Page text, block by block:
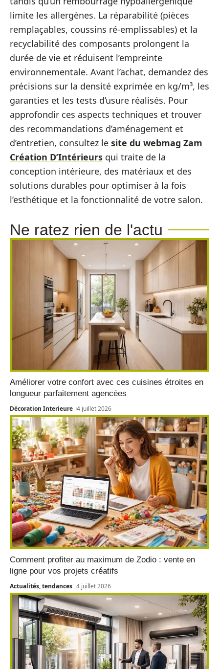
limite les allergènes. La réparabilité (pièces
remplaçables, coussins ré-emplissables) et la
recyclabilité des composants prolongent la
durée de vie et réduisent l’empreinte
environnementale. Avant l’achat, demandez des
précisions sur la densité exprimée en kg/m³, les
garanties et les tests d’usure réalisés. Pour
approfondir ces aspects techniques et trouver
des recommandations d’aménagement et
d’entretien, consultez le site du webmag Zam
Création D’Intérieurs qui traite de la
conception intérieure, des matériaux et des
solutions durables pour optimiser à la fois
l’esthétique et la fonctionnalité de votre salon.
Ne ratez rien de l'actu
Améliorer votre confort avec ces cuisines étroites en
longueur parfaitement agencées
Décoration Interieure 4 juillet 2026
Comment profiter au maximum de Zodio : vente en
ligne pour vos projets créatifs
Actualités, tendances 4 juillet 2026